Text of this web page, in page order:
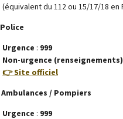
(équivalent du 112 ou 15/17/18
Police
Urgence : 999
Non-urgence (renseignements)
👉 Site officiel
Ambulances / Pompiers
Urgence : 999